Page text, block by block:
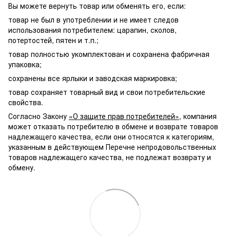
Вы можете вернуть товар или обменять его, если:
товар не был в употреблении и не имеет следов
использования потребителем: царапин, сколов,
потертостей, пятен и т.п.;
товар полностью укомплектован и сохранена фабричная
упаковка;
сохранены все ярлыки и заводская маркировка;
товар сохраняет товарный вид и свои потребительские
свойства.
Согласно Закону «О защите прав потребителей», компания
может отказать потребителю в обмене и возврате товаров
надлежащего качества, если они относятся к категориям,
указанным в действующем Перечне непродовольственных
товаров надлежащего качества, не подлежат возврату и
обмену.